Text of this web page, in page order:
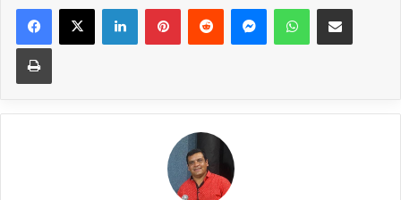
Facebook
X LinkedInPinterestReddit MessengerWhatsAppCompartir vía correo
Imprimir